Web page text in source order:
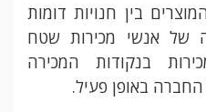
בין חנויות דומות
של אנשי מכירות שטח
בנקודות המכירה
החברה באופן פעיל.